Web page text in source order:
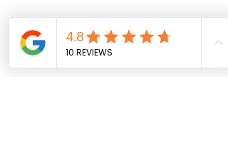
Mon - Fri 9:30 am - 6:00 pm
Saturday 10:00 am - 3:00 pm